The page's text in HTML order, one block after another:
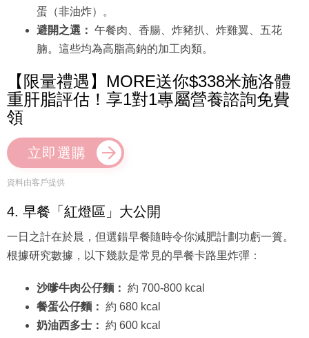
蛋（非油炸）。
避開之選： 午餐肉、香腸、炸豬扒、炸雞翼、五花
腩。這些均為高脂高鈉的加工肉類。
【限量禮遇】MORE送你$338米施洛體
重肝脂評估！享1對1專屬營養諮詢免費
領
立即選購
資料由客戶提供
4. 早餐「紅燈區」大公開
一日之計在於晨，但選錯早餐隨時令你減肥計劃功虧一簣。
根據研究數據，以下幾款是常見的早餐卡路里炸彈：
沙嗲牛肉公仔麵： 約 700-800 kcal
餐蛋公仔麵： 約 680 kcal
奶油西多士： 約 600 kcal